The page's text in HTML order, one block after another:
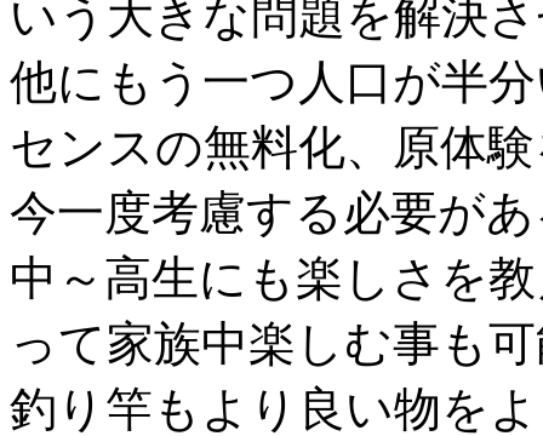
いう大きな問題を解決
他にもう一つ人口が半
センスの無料化、原体
今一度考慮する必要が
中～高生にも楽しさを
って家族中楽しむ事も
釣り竿もより良い物を